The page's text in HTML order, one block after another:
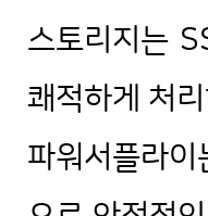
스토리지는
쾌적하게 처
파워서플라